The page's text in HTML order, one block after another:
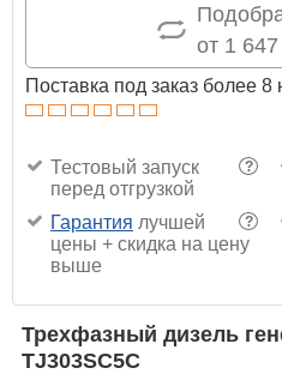
от 1
Поставка под заказ более 8
?
Тестовый запуск
перед отгрузкой
?
Гарантия лучшей
цены + скидка на цену
выше
Трехфазный дизель
TJ303SC5C